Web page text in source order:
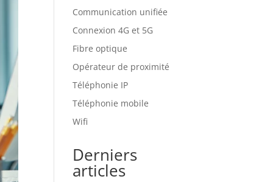
Communication unifiée
Connexion 4G et 5G
Fibre optique
Opérateur de proximité
Téléphonie IP
Téléphonie mobile
Wifi
Derniers
articles